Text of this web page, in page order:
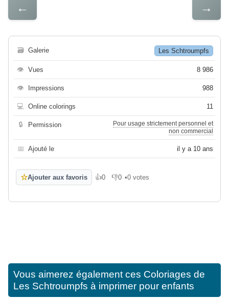
← →
🗃 Galerie Les Schtroumpfs
👁 Vues 8 986
👁 Impressions 988
💻 Online colorings 11
🔒 Permission
Pour usage strictement personnel et
non commercial
📅 Ajouté le il y a 10 ans
☆Ajouter aux favoris 👍0
J'aime 👎0
Je n'aime pas
•0 votes
Vous aimerez également ces Coloriages de
Les Schtroumpfs à imprimer pour enfants